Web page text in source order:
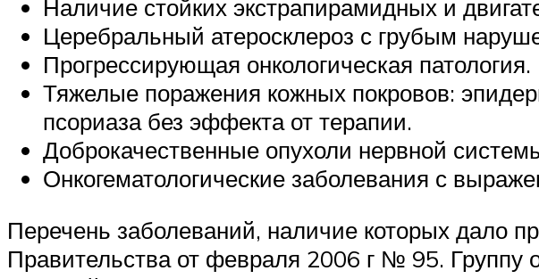
Наличие стойких экстрапирамидных и
Церебральный атеросклероз с грубым
Прогрессирующая онкологическая патология.
Тяжелые поражения кожных покровов:
псориаза без эффекта от терапии.
Доброкачественные опухоли нервной
Онкогематологические заболевания с
Перечень заболеваний, наличие которых дало
Правительства от февраля 2006 г № 95. Группу